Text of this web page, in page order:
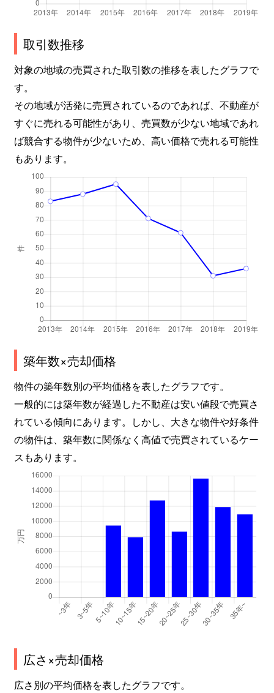
取引数推移
対象の地域の売買された取引数の推移を表したグラフで
す。
その地域が活発に売買されているのであれば、不動産が
すぐに売れる可能性があり、売買数が少ない地域であれ
ば競合する物件が少ないため、高い価格で売れる可能性
もあります。
築年数×売却価格
物件の築年数別の平均価格を表したグラフです。
一般的には築年数が経過した不動産は安い値段で売買さ
れている傾向にあります。しかし、大きな物件や好条件
の物件は、築年数に関係なく高値で売買されているケー
スもあります。
広さ×売却価格
広さ別の平均価格を表したグラフです。